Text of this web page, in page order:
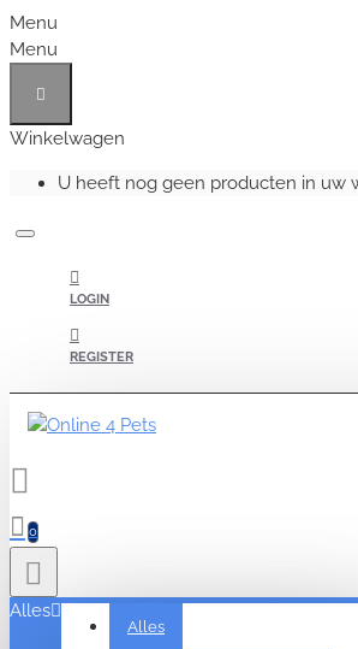
Menu
Menu
Winkelwagen
U heeft nog geen producten in uw
LOGIN
REGISTER
0
Alles
Alles